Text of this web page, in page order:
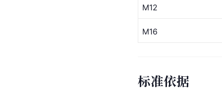
M12
M16
标准依据